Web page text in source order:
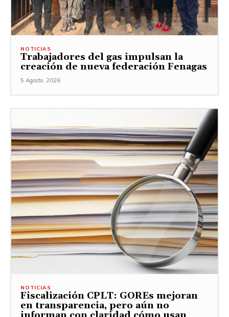
NOTICIAS
Trabajadores del gas impulsan la
creación de nueva federación Fenagas
5 Agosto, 2026
NOTICIAS
Fiscalización CPLT: GOREs mejoran
en transparencia, pero aún no